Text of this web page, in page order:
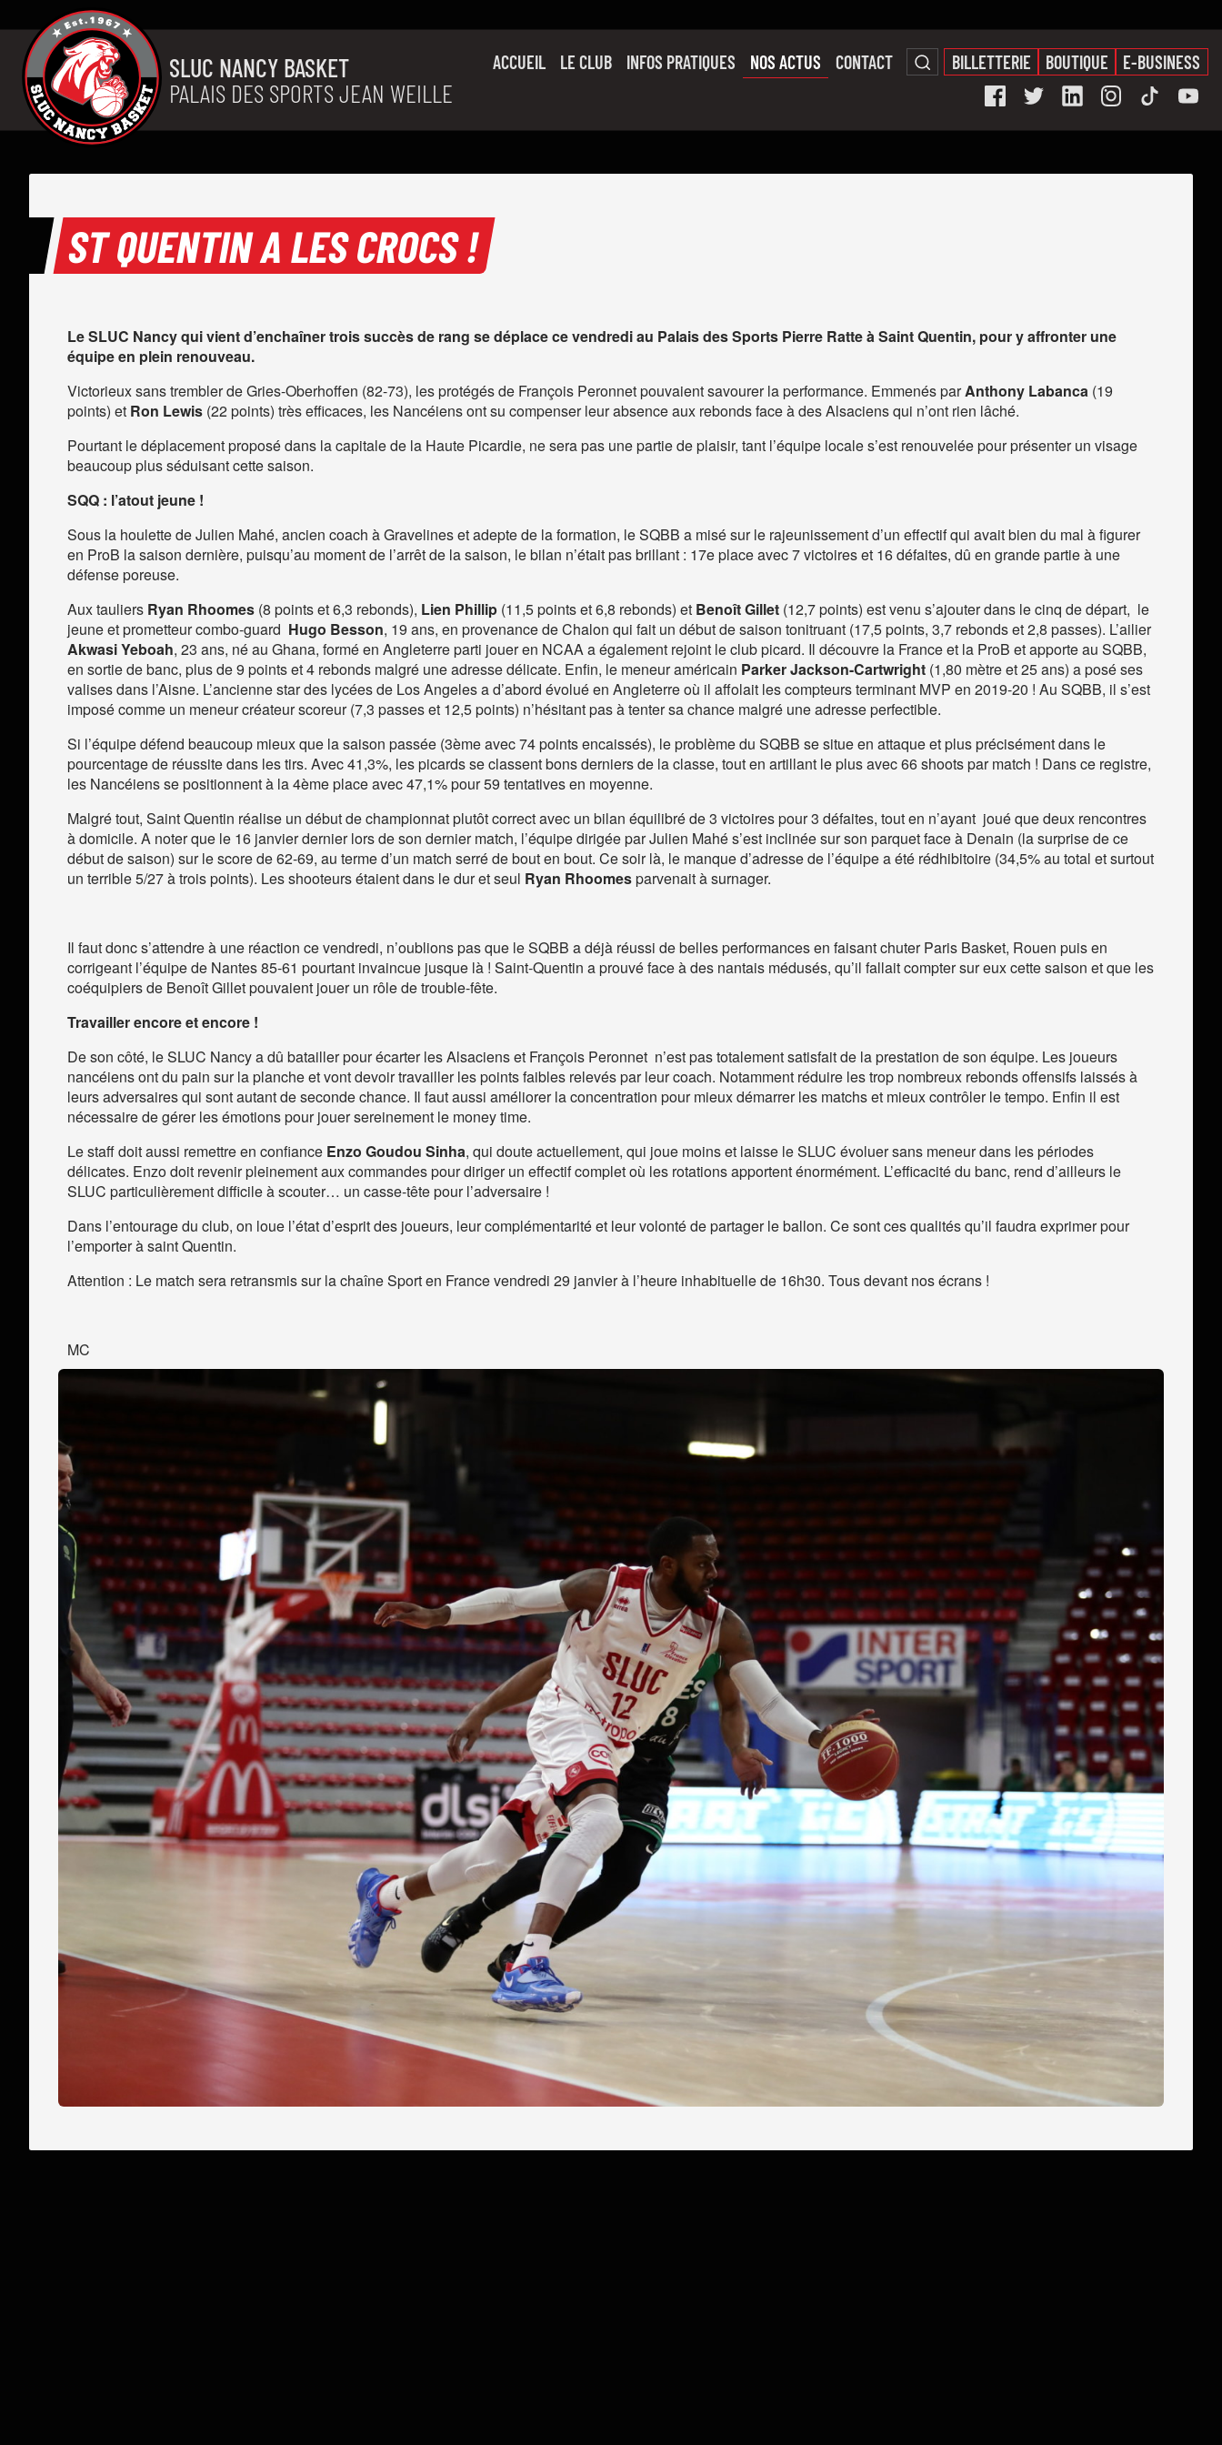
Aller au contenu
SLUC NANCY BASKET
PALAIS DES SPORTS JEAN WEILLE
ACCUEIL
LE CLUB
L’ÉQUIPE PRO
INFOS PRATIQUES NOS ACTUS CONTACT BILLETTERIE BOUTIQUE E-BUSINESS
ST QUENTIN A LES CROCS !
Le SLUC Nancy qui vient d’enchaîner trois succès de rang se déplace ce vendredi au Palais des Sports Pierre Ratte à Saint Quentin, pour y affronter une
équipe en plein renouveau.
Victorieux sans trembler de Gries-Oberhoffen (82-73), les protégés de François Peronnet pouvaient savourer la performance. Emmenés parAnthony Labanca (19
points) et Ron Lewis (22 points) très efficaces, les Nancéiens ont su compenser leur absence aux rebonds face à des Alsaciens qui n’ont rien lâché.
Pourtant le déplacement proposé dans la capitale de la Haute Picardie, ne sera pas une partie de plaisir, tant l’équipe locale s’est renouvelée pour présenter un visage
beaucoup plus séduisant cette saison.
SQQ : l’atout jeune !
Sous la houlette de Julien Mahé, ancien coach à Gravelines et adepte de la formation, le SQBB a misé sur le rajeunissement d’un effectif qui avait bien du mal à figurer
en ProB la saison dernière, puisqu’au moment de l’arrêt de la saison, le bilan n’était pas brillant : 17eplace avec 7 victoires et 16 défaites, dû en grande partie à une
défense poreuse.
Aux tauliers Ryan Rhoomes (8 points et 6,3 rebonds), Lien Phillip (11,5 points et 6,8 rebonds) et Benoît Gillet (12,7 points) est venu s’ajouter dans le cinq de départ, le
jeune et prometteur combo-guard Hugo Besson, 19 ans, en provenance de Chalon qui fait un début de saison tonitruant (17,5 points, 3,7 rebonds et 2,8 passes). L’ailier
Akwasi Yeboah, 23 ans, né au Ghana, formé en Angleterre parti jouer en NCAA a également rejoint le club picard. Il découvre la France et la ProB et apporte au SQBB,
en sortie de banc, plus de 9 points et 4 rebonds malgré une adresse délicate. Enfin, le meneur américain Parker Jackson-Cartwright (1,80 mètre et 25 ans) a posé ses
valises dans l’Aisne. L’ancienne star des lycées de Los Angeles a d’abord évolué en Angleterre où il affolait les compteurs terminant MVP en 2019-20 ! Au SQBB, il s’est
imposé comme un meneur créateur scoreur (7,3 passes et 12,5 points) n’hésitant pas à tenter sa chance malgré une adresse perfectible.
Si l’équipe défend beaucoup mieux que la saison passée (3èmeavec 74 points encaissés), le problème du SQBB se situe en attaque et plus précisément dans le
pourcentage de réussite dans les tirs. Avec 41,3%, les picards se classent bons derniers de la classe, tout en artillant le plus avec 66 shoots par match ! Dans ce registre,
les Nancéiens se positionnent à la 4èmeplace avec 47,1% pour 59 tentatives en moyenne.
Malgré tout, Saint Quentin réalise un début de championnat plutôt correct avec un bilan équilibré de 3 victoires pour 3 défaites, tout en n’ayant joué que deux rencontres
à domicile. A noter que le 16 janvier dernier lors de son dernier match, l’équipe dirigée par Julien Mahé s’est inclinée sur son parquet face à Denain (la surprise de ce
début de saison) sur le score de 62-69, au terme d’un match serré de bout en bout. Ce soir là, le manque d’adresse de l’équipe a été rédhibitoire (34,5% au total et surtout
un terrible 5/27 à trois points). Les shooteurs étaient dans le dur et seul Ryan Rhoomesparvenait à surnager.
Il faut donc s’attendre à une réaction ce vendredi, n’oublions pas que le SQBB a déjà réussi de belles performances en faisant chuter Paris Basket, Rouen puis en
corrigeant l’équipe de Nantes 85-61 pourtant invaincue jusque là ! Saint-Quentin a prouvé face à des nantais médusés, qu’il fallait compter sur eux cette saison et que les
coéquipiers de Benoît Gillet pouvaient jouer un rôle de trouble-fête.
Travailler encore et encore !
De son côté, le SLUC Nancy a dû batailler pour écarter les Alsaciens et François Peronnet n’est pas totalement satisfait de la prestation de son équipe. Les joueurs
nancéiens ont du pain sur la planche et vont devoir travailler les points faibles relevés par leur coach. Notamment réduire les trop nombreux rebonds offensifs laissés à
leurs adversaires qui sont autant de seconde chance. Il faut aussi améliorer la concentration pour mieux démarrer les matchs et mieux contrôler le tempo. Enfin il est
nécessaire de gérer les émotions pour jouer sereinement le money time.
Le staff doit aussi remettre en confiance Enzo Goudou Sinha, qui doute actuellement, qui joue moins et laisse le SLUC évoluer sans meneur dans les périodes
délicates. Enzo doit revenir pleinement aux commandes pour diriger un effectif complet où les rotations apportent énormément. L’efficacité du banc, rend d’ailleurs le
SLUC particulièrement difficile à scouter… un casse-tête pour l’adversaire !
Dans l’entourage du club, on loue l’état d’esprit des joueurs, leur complémentarité et leur volonté de partager le ballon. Ce sont ces qualités qu’il faudra exprimer pour
l’emporter à saint Quentin.
Attention : Le match sera retransmis sur la chaîne Sport en France vendredi 29 janvier à l’heure inhabituelle de 16h30. Tous devant nos écrans !
MC